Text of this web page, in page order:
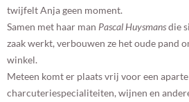
twijfelt Anja geen moment.
Samen met haar man Pascal Huysmansdie
zaak werkt, verbouwen ze het oude pand
winkel.
Meteen komt er plaats vrij voor een
charcuteriespecialiteiten, wijnen en